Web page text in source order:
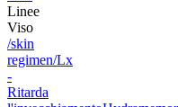
Linee
Viso
/skin
regimen/Lx
-
Ritarda